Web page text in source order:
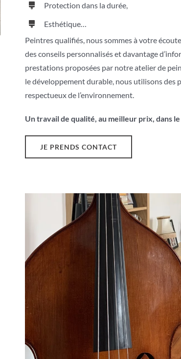
Protection dans la durée,
Esthétique…
Peintres qualifiés, nous sommes à votre
des conseils personnalisés et davantage
prestations proposées par notre atelier de
le développement durable, nous utilisons des
respectueux de l’environnement.
Un travail de qualité, au meilleur prix, dans
JE PRENDS CONTACT